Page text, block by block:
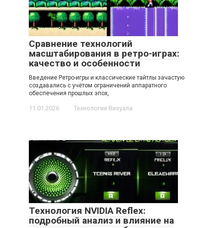
Сравнение технологий
масштабирования в ретро-играх:
качество и особенности
Введение Ретро-игры и классические тайтлы зачастую
создавались с учётом ограничений аппаратного
обеспечения прошлых эпох,
11.01.2026 Технологии Визуала
Технология NVIDIA Reflex:
подробный анализ и влияние на